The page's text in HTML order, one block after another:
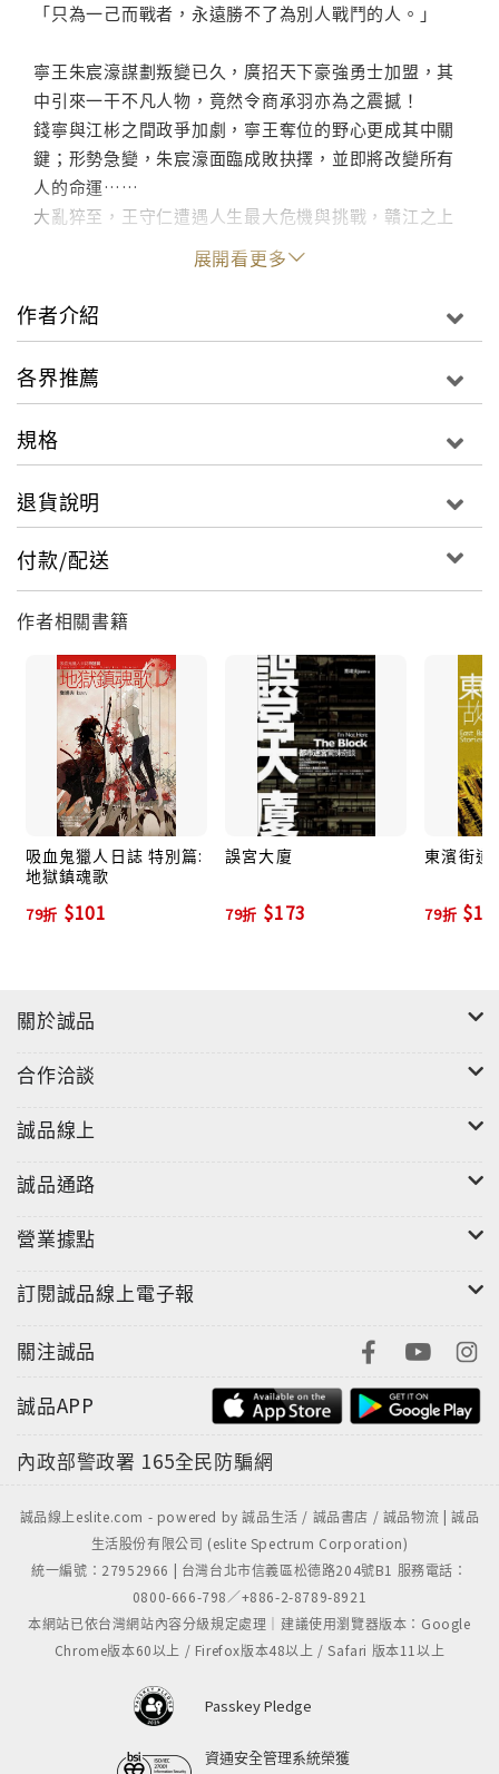
「只為一己而戰者，永遠勝不了為別人戰鬥的人。」
寧王朱宸濠謀劃叛變已久，廣招天下豪強勇士加盟，其
中引來一干不凡人物，竟然令商承羽亦為之震撼！
錢寧與江彬之間政爭加劇，寧王奪位的野心更成其中關
鍵；形勢急變，朱宸濠面臨成敗抉擇，並即將改變所有
人的命運……
大亂猝至，王守仁遭遇人生最大危機與挑戰，贛江之上
殺機處處，「破門六劍」等人為維護天下大義，拚死相
喬靖夫全新長篇系列《武道狂之詩》，從經典武俠原點
不孤的濃厚「狼派」風味，讀之實在令人熱血奔騰、欲
描寫大俠間的堅固情誼、為求武術最高境界的執著讀來
更讓人熱淚盈眶、忍不住為其搖旗吶喊，錯過武道狂，
絕對可惜！
展開看更多
作者介紹
各界推薦
規格
退貨說明
付款/配送
作者相關書籍
吸血鬼獵人日誌 特別篇:
地獄鎮魂歌
79折 $101
誤宮大廈
79折 $173
東濱街道
79折
關於誠品
合作洽談
誠品線上
誠品通路
營業據點
訂閱誠品線上電子報
關注誠品
誠品APP
內政部警政署 165全民防騙網
誠品線上eslite.com - powered by 誠品生活 / 誠品書店 / 誠品物流 | 誠品
生活股份有限公司 (eslite Spectrum Corporation)
統一編號：27952966 | 台灣台北市信義區松德路204號B1 服務電話：
0800-666-798／+886-2-8789-8921
本網站已依台灣網站內容分級規定處理｜建議使用瀏覽器版本：Google
Chrome版本60以上 / Firefox版本48以上 / Safari 版本11以上
Passkey Pledge
資通安全管理系統榮獲